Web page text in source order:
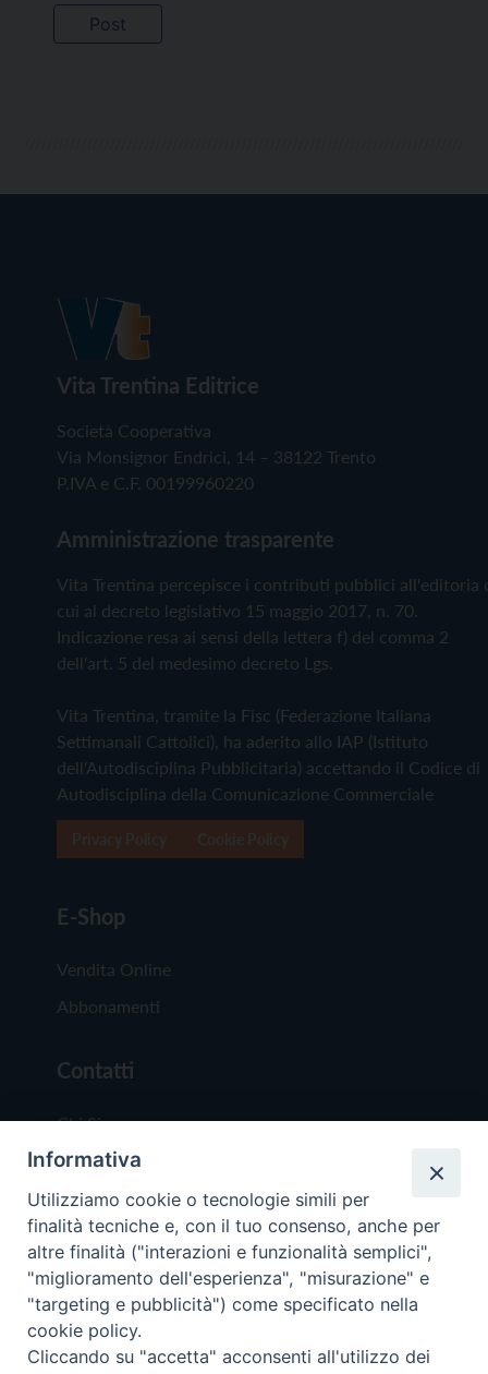
Vita Trentina Editrice
Società Cooperativa
Via Monsignor Endrici, 14 – 38122 Trento
P.IVA e C.F. 00199960220
Amministrazione trasparente
Vita Trentina percepisce i contributi pubblici all'editoria
cui al decreto legislativo 15 maggio 2017, n. 70.
Indicazione resa ai sensi della lettera f) del comma 2
dell'art. 5 del medesimo decreto Lgs.
Vita Trentina, tramite la Fisc (Federazione Italiana
Settimanali Cattolici), ha aderito allo IAP (Istituto
dell'Autodisciplina Pubblicitaria) accettando il Codice di
Autodisciplina della Comunicazione Commerciale
E-Shop
Vendita Online
Abbonamenti
Contatti
Chi Siamo
Redazione
Scrivici
Copyright © 2019 - Tutti i diritti riservati - Vita
Trentina Editrice
Informativa
Utilizziamo cookie o tecnologie simili per
finalità tecniche e, con il tuo consenso, anche per
altre finalità ("interazioni e funzionalità semplici",
"miglioramento dell'esperienza", "misurazione" e
"targeting e pubblicità") come specificato nella
cookie policy.
Cliccando su "accetta" acconsenti all'utilizzo dei